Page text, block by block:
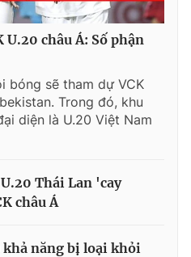
U.20 châu Á: Số phận
bóng sẽ tham dự VCK
Trong đó, khu
diện là U.20 Việt Nam
Thái Lan 'cay
châu Á
năng bị loại khỏi